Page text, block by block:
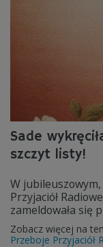
Sade
szczyt listy!
W
Przyjaciół
zameldowała się
Zobacz więcej na
Przeboje Przyjaciół